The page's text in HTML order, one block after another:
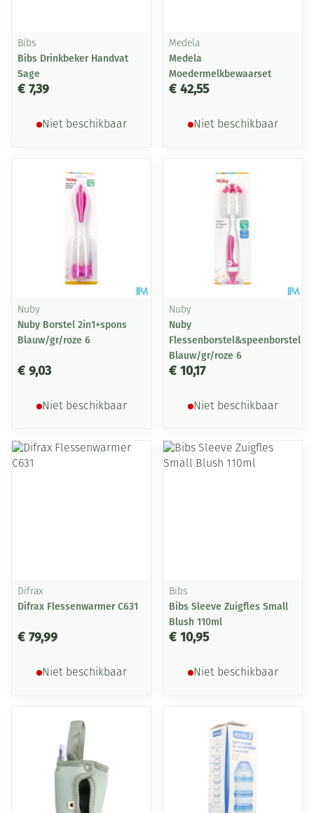
Bibs
Bibs Drinkbeker Handvat
Sage
€ 7,39
Niet beschikbaar
Medela
Medela
Moedermelkbewaarset
€ 42,55
Niet beschikbaar
Nuby
Nuby Borstel 2in1+spons
Blauw/gr/roze 6
€ 9,03
Niet beschikbaar
Nuby
Nuby
Flessenborstel&speenborstel
Blauw/gr/roze 6
€ 10,17
Niet beschikbaar
Difrax
Difrax Flessenwarmer C631
€ 79,99
Niet beschikbaar
Bibs
Bibs Sleeve Zuigfles Small
Blush 110ml
€ 10,95
Niet beschikbaar